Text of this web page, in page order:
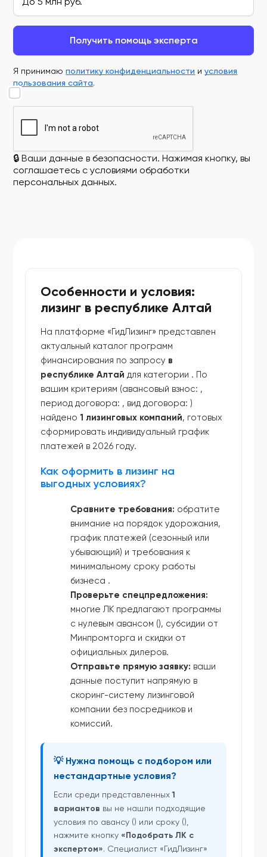
Получить помощь эксперта
Я принимаюполитику конфиденциальности иусловия
пользования сайта.
🔒 Ваши данные в безопасности. Нажимая кнопку, вы
соглашаетесь с условиями обработки
персональных данных.
Особенности и условия:
лизинг в республике Алтай
На платформе «ГидЛизинг» представлен
актуальный каталог программ
финансирования по запросу в
республике Алтай для категории . По
вашим критериям (авансовый взнос: ,
период договора: , вид договора:)
найдено1 лизинговых компаний, готовых
сформировать индивидуальный график
платежей в 2026 году.
Как оформить в лизинг на
выгодных условиях?
Сравните требования: обратите
внимание на порядок удорожания,
график платежей (сезонный или
убывающий) и требования к
минимальному сроку работы
бизнеса .
Проверьте спецпредложения:
многие ЛК предлагают программы
с нулевым авансом (), субсидии от
Минпромторга и скидки от
официальных дилеров.
Отправьте прямую заявку: ваши
данные поступит напрямую в
скоринг-систему лизинговой
компании без посредников и
комиссий.
💡 Нужна помощь с подбором или
нестандартные условия?
Если среди представленных1
вариантов вы не нашли подходящие
условия по авансу () или сроку (),
нажмите кнопку «Подобрать ЛК с
экспертом». Специалист «ГидЛизинг»